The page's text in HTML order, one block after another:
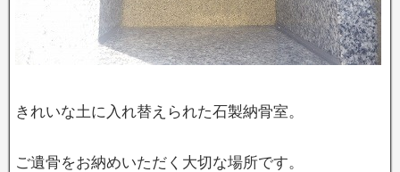
きれいな土に入れ替えられた石製納骨室。
ご遺骨をお納めいただく大切な場所です。